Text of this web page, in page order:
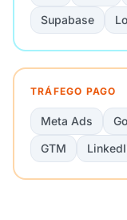
Supabase
TRÁFEGO PAGO
Meta Ads
GTM